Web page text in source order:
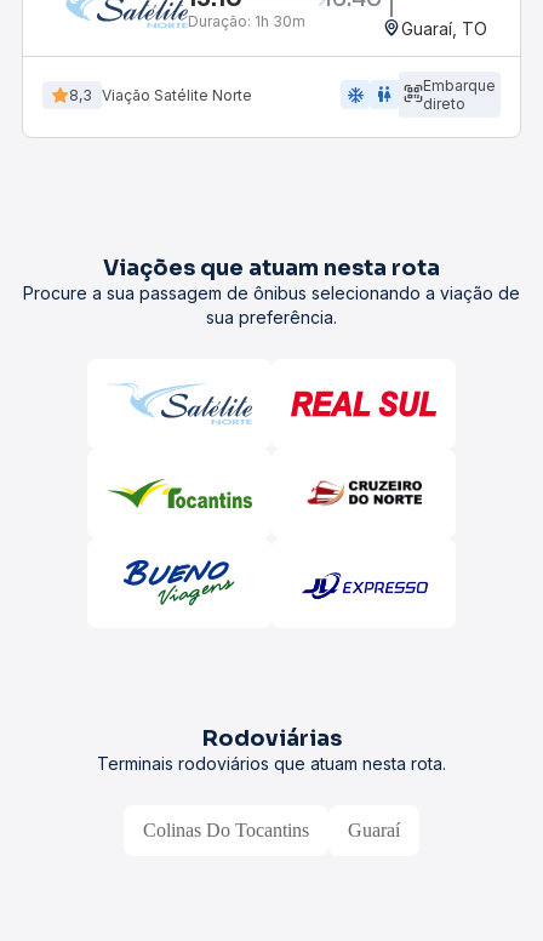
Duração: 1h 30m Guaraí, TO
8,3 Viação Satélite Norte ac_unit wc
Embarque
direto
Viações que atuam nesta rota
Procure a sua passagem de ônibus selecionando a viação de
sua preferência.
Rodoviárias
Terminais rodoviários que atuam nesta rota.
Colinas Do Tocantins Guaraí